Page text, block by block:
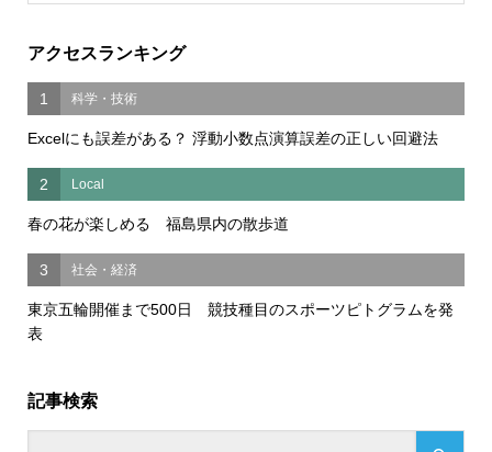
アクセスランキング
1 科学・技術
Excelにも誤差がある？ 浮動小数点演算誤差の正しい回避法
2 Local
春の花が楽しめる 福島県内の散歩道
3 社会・経済
東京五輪開催まで500日 競技種目のスポーツピトグラムを発
表
記事検索